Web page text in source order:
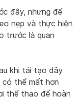
đây, nhưng để
nẹp và thực hiện
trước là quan
khi tái tạo dây
có thể mất hơn
thể thao để hoàn